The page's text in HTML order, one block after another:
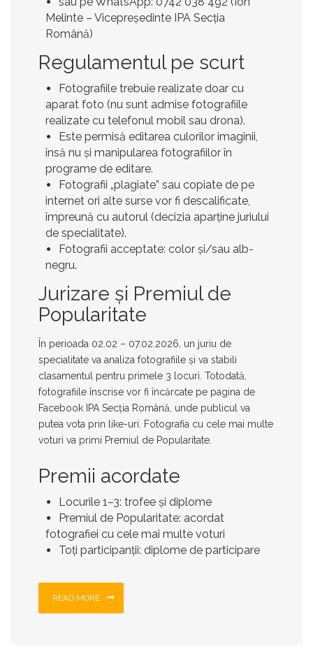
Melinte – Vicepreședinte IPA Secția
Română)
Regulamentul pe scurt
Fotografiile trebuie realizate doar cu
aparat foto (nu sunt admise fotografiile
realizate cu telefonul mobil sau drona).
Este permisă editarea culorilor imaginii
însă nu și manipularea fotografiilor în
programe de editare.
Fotografii „plagiate” sau copiate de pe
internet ori alte surse vor fi descalificate
împreună cu autorul (decizia aparține juriului
de specialitate).
Fotografii acceptate: color și/sau alb-
negru.
Jurizare și Premiul de
Popularitate
În perioada 02.02 – 07.02.2026 , un juriu de
specialitate va analiza fotografiile și va stabili
clasamentul pentru primele 3 locuri . Totodată,
fotografiile înscrise vor fi încărcate pe pagina de
Facebook IPA Secția Română , unde publicul va
putea vota prin
like-uri . Fotografia cu cele mai multe
voturi va primi Premiul de Popularitate
Premii acordate
Locurile 1–3: trofee și diplome
Premiul de Popularitate: acordat
fotografiei cu cele mai multe voturi
Toți participanții: diplome de participare
READ MORE